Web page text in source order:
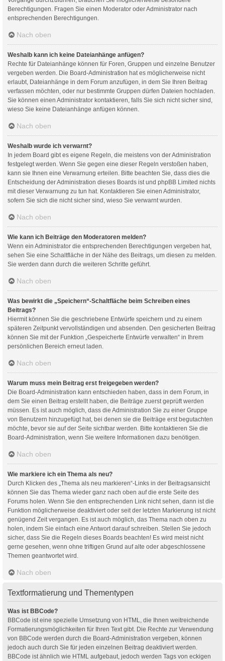
Berechtigungen. Fragen Sie einen Moderator oder Administrator nach
entsprechenden Berechtigungen.
Nach oben
Weshalb kann ich keine Dateianhänge anfügen?
Rechte für Dateianhänge können für Foren, Gruppen und einzelne Benutzer
vergeben werden. Die Board-Administration hat es möglicherweise nicht
erlaubt, Dateianhänge in dem Forum anzufügen, in dem Sie Ihren Beitrag
verfassen möchten, oder nur bestimmte Gruppen dürfen Dateien hochladen.
Sie können einen Administrator kontaktieren, falls Sie sich nicht sicher sind,
wieso Sie keine Dateianhänge anfügen können.
Nach oben
Weshalb wurde ich verwarnt?
In jedem Board gibt es eigene Regeln, die meistens von der Administration
festgelegt werden. Wenn Sie gegen eine dieser Regeln verstoßen haben,
kann sie Ihnen eine Verwarnung erteilen. Bitte beachten Sie, dass dies die
Entscheidung der Administration dieses Boards ist und phpBB Limited nichts
mit dieser Verwarnung zu tun hat. Kontaktieren Sie einen Administrator,
sofern Sie sich die nicht sicher sind, wieso Sie verwarnt wurden.
Nach oben
Wie kann ich Beiträge den Moderatoren melden?
Wenn ein Administrator die entsprechenden Berechtigungen vergeben hat,
sehen Sie eine Schaltfläche in der Nähe des Beitrags, um diesen zu melden.
Sie werden dann durch die weiteren Schritte geführt.
Nach oben
Was bewirkt die „Speichern“-Schaltfläche beim Schreiben eines
Beitrags?
Hiermit können Sie die geschriebene Entwürfe speichern und zu einem
späteren Zeitpunkt vervollständigen und absenden. Den gesicherten Beitrag
können Sie mit der Funktion „Gespeicherte Entwürfe verwalten“ in Ihrem
persönlichen Bereich erneut laden.
Nach oben
Warum muss mein Beitrag erst freigegeben werden?
Die Board-Administration kann entschieden haben, dass in dem Forum, in
dem Sie einen Beitrag erstellt haben, die Beiträge zuerst geprüft werden
müssen. Es ist auch möglich, dass die Administration Sie zu einer Gruppe
von Benutzern hinzugefügt hat, bei denen sie die Beiträge erst begutachten
möchte, bevor sie auf der Seite sichtbar werden. Bitte kontaktieren Sie die
Board-Administration, wenn Sie weitere Informationen dazu benötigen.
Nach oben
Wie markiere ich ein Thema als neu?
Durch Klicken des „Thema als neu markieren“-Links in der Beitragsansicht
können Sie das Thema wieder ganz nach oben auf die erste Seite des
Forums holen. Wenn Sie den entsprechenden Link nicht sehen, dann ist die
Funktion möglicherweise deaktiviert oder seit der letzten Markierung ist nicht
genügend Zeit vergangen. Es ist auch möglich, das Thema nach oben zu
holen, indem Sie einfach eine Antwort darauf schreiben. Stellen Sie jedoch
sicher, dass Sie die Regeln dieses Boards beachten! Es wird meist nicht
gerne gesehen, wenn ohne triftigen Grund auf alte oder abgeschlossene
Themen geantwortet wird.
Nach oben
Textformatierung und Thementypen
Was ist BBCode?
BBCode ist eine spezielle Umsetzung von HTML, die Ihnen weitreichende
Formatierungsmöglichkeiten für Ihren Text gibt. Die Rechte zur Verwendung
von BBCode werden durch die Board-Administration vergeben, können
jedoch auch durch Sie für jeden einzelnen Beitrag deaktiviert werden.
BBCode ist ähnlich wie HTML aufgebaut, jedoch werden Tags von eckigen